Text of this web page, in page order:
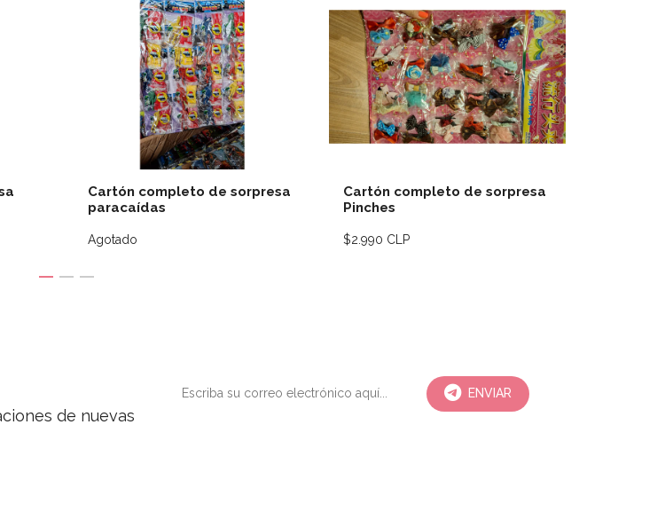
Cartón completo de sorpresa
paracaídas
Ver detalles
Agregar al carro
Agotado
Cartón completo de sorpresa
Pinches
Ver detalles
$2.990 CLP
de nuevas
ENVIAR